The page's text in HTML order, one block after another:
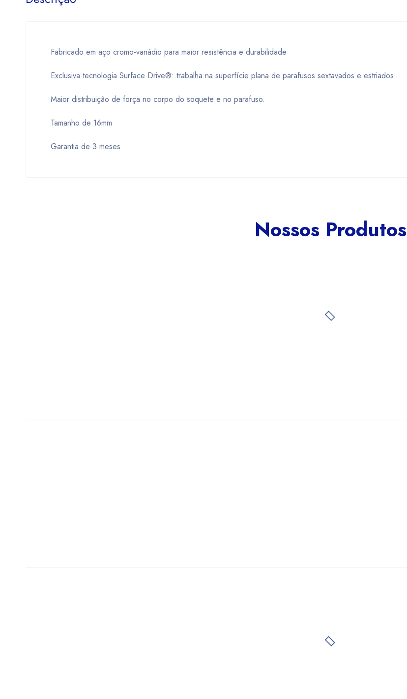
Fabricado em aço cromo-vanádio para maior resistência e durabilidade
Exclusiva tecnologia Surface Drive®: trabalha na superfície plana de parafusos sextavados e estriados.
Maior distribuição de força no corpo do soquete e no parafuso.
Tamanho de 16mm
Garantia de 3 meses
Nossos Produtos